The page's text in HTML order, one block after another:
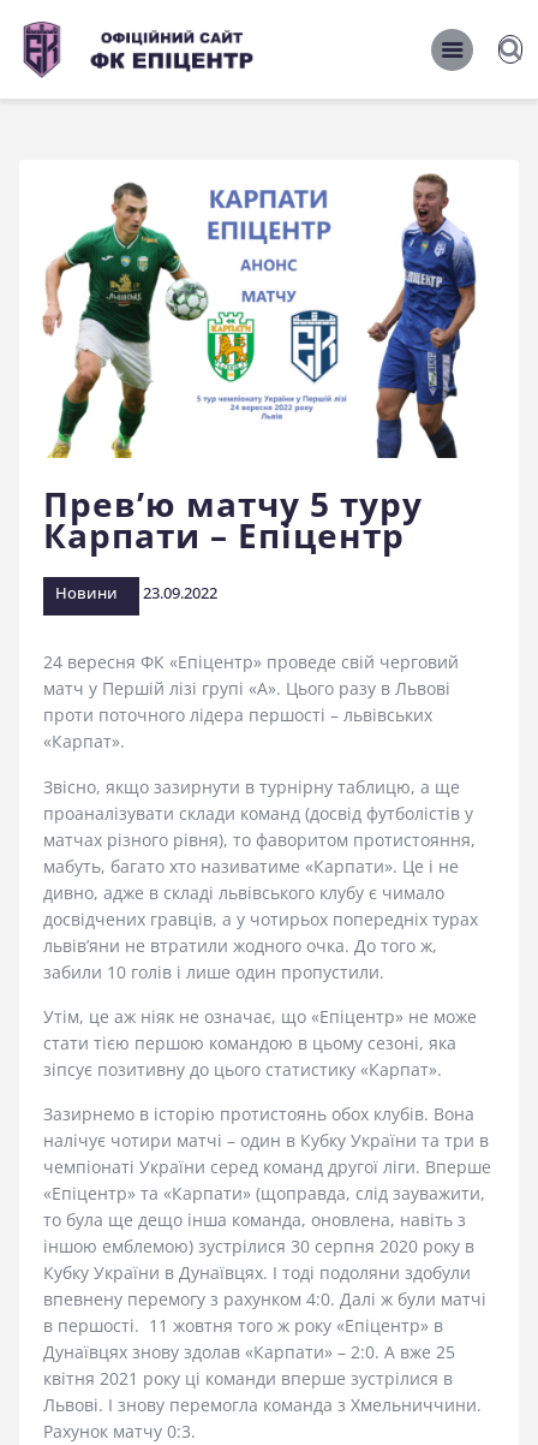
ОФІЦІЙНИЙ САЙТ ФК ЕПІЦЕНТР
ОФІЦІЙНИЙ САЙТ ФК ЕПІЦЕНТР
Головна
Новини
Команда
Матчі 2026/2027
Фото
Історія
Клуб
Фан-шоп
Правила поведінки на
Прев’ю матчу 5 туру
Карпати – Епіцентр
Новини 23.09.2022
24 вересня ФК «Епіцентр» проведе свій черговий
матч у Першій лізі групі «А». Цього разу в Львові
проти поточного лідера першості – львівських
«Карпат».
Звісно, якщо зазирнути в турнірну таблицю, а ще
проаналізувати склади команд (досвід футболістів у
матчах різного рівня), то фаворитом протистояння,
мабуть, багато хто називатиме «Карпати». Це і не
дивно, адже в складі львівського клубу є чимало
досвідчених гравців, а у чотирьох попередніх турах
львів’яни не втратили жодного очка. До того ж,
забили 10 голів і лише один пропустили.
Утім, це аж ніяк не означає, що «Епіцентр» не може
стати тією першою командою в цьому сезоні, яка
зіпсує позитивну до цього статистику «Карпат».
Зазирнемо в історію протистоянь обох клубів. Вона
налічує чотири матчі – один в Кубку України та три в
чемпіонаті України серед команд другої ліги. Вперше
«Епіцентр» та «Карпати» (щоправда, слід зауважити,
то була ще дещо інша команда, оновлена, навіть з
іншою емблемою) зустрілися 30 серпня 2020 року в
Кубку України в Дунаївцях. І тоді подоляни здобули
впевнену перемогу з рахунком 4:0. Далі ж були матчі
в першості. 11 жовтня того ж року «Епіцентр» в
Дунаївцях знову здолав «Карпати» – 2:0. А вже 25
квітня 2021 року ці команди вперше зустрілися в
Львові. І знову перемогла команда з Хмельниччини.
Рахунок матчу 0:3.